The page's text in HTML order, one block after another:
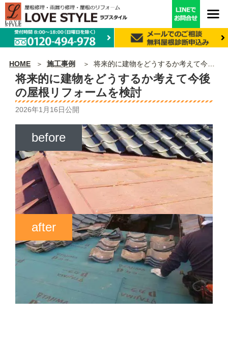
HOME 施工事例 将来的に建物をどうするか考えて今後の屋根リフォームを検討
将来的に建物をどうするか考えて今後
の屋根リフォームを検討
2026年1月16日公開
before
after